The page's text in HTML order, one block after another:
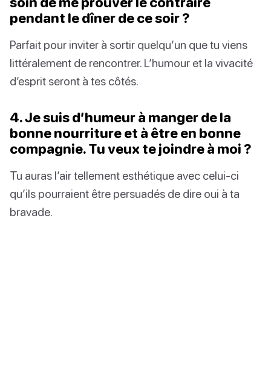
pendant le dîner de ce soir ?
Parfait pour inviter à sortir quelqu’un que tu viens
littéralement de rencontrer. L’humour et la vivacité
d’esprit seront à tes côtés.
4. Je suis d’humeur à manger de la
bonne nourriture et à être en bonne
compagnie. Tu veux te joindre à moi ?
Tu auras l’air tellement esthétique avec celui-ci
qu’ils pourraient être persuadés de dire oui à ta
bravade.